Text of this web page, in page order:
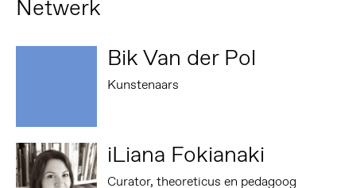
Netwerk
Bik Van der Pol
Kunstenaars
iLiana Fokianaki
Curator, theoreticus en pedagoog